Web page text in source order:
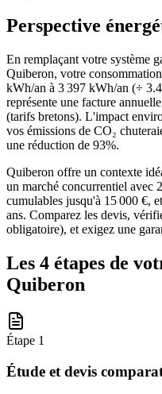
Perspective
En remplaçant votre système
Quiberon, votre
kWh/an à 3 397 kWh/an (÷
représente une facture
(tarifs bretons). L'impact
vos émissions de CO₂
une réduction de 93%.
Quiberon offre un contexte
un marché concurrentiel avec
cumulables jusqu'à 15 000 €,
ans. Comparez les devis,
obligatoire), et exigez une
Les 4 étapes de
Quiberon
Étape 1
Étude et devis